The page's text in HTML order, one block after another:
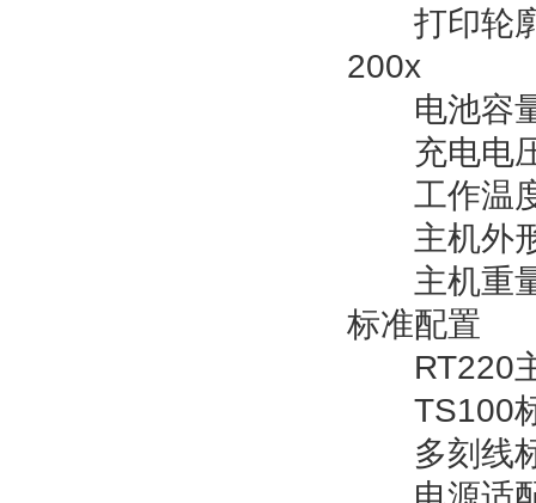
打印轮廓
200x
电池容量
充电电压
工作温
主机外形
主机重量
标准配置
RT220
TS100标
多刻线